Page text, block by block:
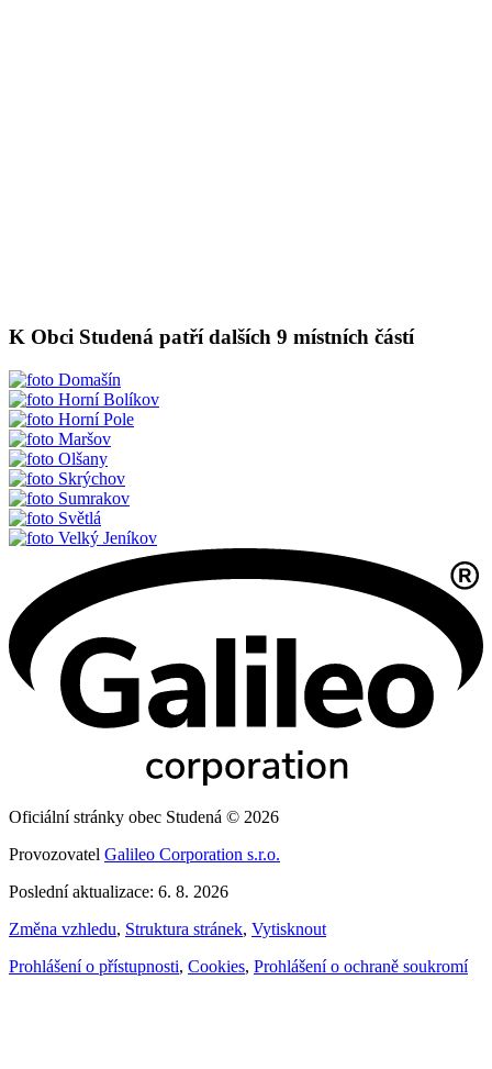
K Obci Studená patří dalších 9 místních částí
Domašín
Horní Bolíkov
Horní Pole
Maršov
Olšany
Skrýchov
Sumrakov
Světlá
Velký Jeníkov
Oficiální stránky obec Studená © 2026
Provozovatel Galileo Corporation s.r.o.
Poslední aktualizace: 6. 8. 2026
Změna vzhledu, Struktura stránek, Vytisknout
Prohlášení o přístupnosti, Cookies, Prohlášení o ochraně soukromí